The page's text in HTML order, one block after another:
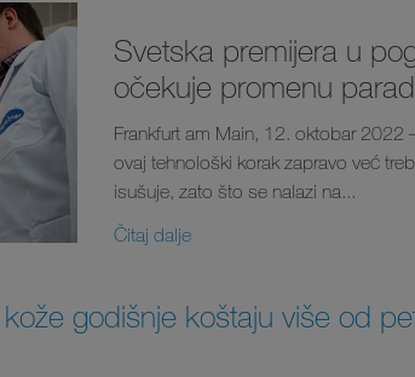
Svetska premijera u
očekuje promenu
Frankfurt am Main, 12. oktobar 2022
ovaj tehnološki korak zapravo već
isušuje, zato što se nalazi na...
Čitaj dalje
godišnje koštaju više od